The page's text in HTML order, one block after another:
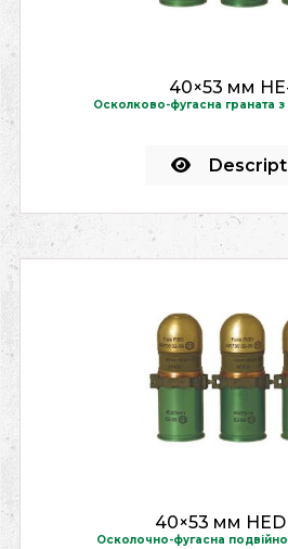
40×53 мм
Осколково-фугасна граната
40×53 мм
Осколочно-фугасна